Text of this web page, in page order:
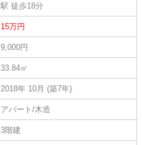
駅 徒歩18分
15万円
9,000円
33.84㎡
2018年 10月 (築7年)
アパート/木造
3階建